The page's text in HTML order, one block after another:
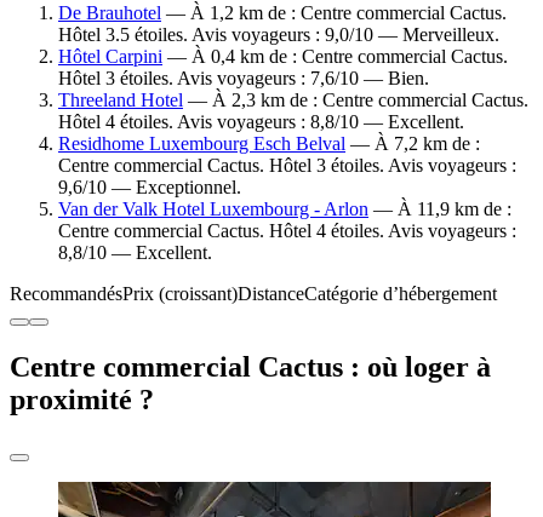
De Brauhotel — À 1,2 km de : Centre commercial Cactus.
Hôtel 3.5 étoiles. Avis voyageurs : 9,0/10 — Merveilleux.
Hôtel Carpini — À 0,4 km de : Centre commercial Cactus.
Hôtel 3 étoiles. Avis voyageurs : 7,6/10 — Bien.
Threeland Hotel — À 2,3 km de : Centre commercial Cactus.
Hôtel 4 étoiles. Avis voyageurs : 8,8/10 — Excellent.
Residhome Luxembourg Esch Belval — À 7,2 km de :
Centre commercial Cactus. Hôtel 3 étoiles. Avis voyageurs :
9,6/10 — Exceptionnel.
Van der Valk Hotel Luxembourg - Arlon — À 11,9 km de :
Centre commercial Cactus. Hôtel 4 étoiles. Avis voyageurs :
8,8/10 — Excellent.
RecommandésPrix (croissant)DistanceCatégorie d’hébergement
Centre commercial Cactus : où loger à
proximité ?